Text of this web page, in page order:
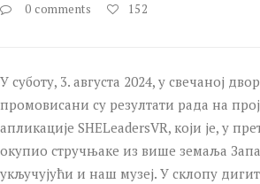
0 comments 152
У суботу, 3. августа 2024, у свечаној
промовисани су резултати рада на
апликације SHELeadersVR, који је, у
окупио стручњаке из више земаља
укључујући и наш музеј. У склопу